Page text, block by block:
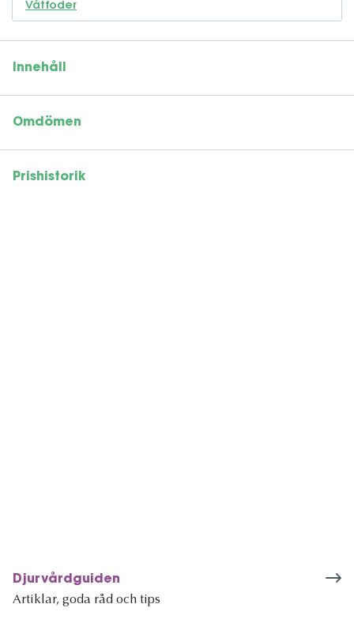
Våtfoder
Innehåll
Omdömen
Prishistorik
Djurvårdguiden
Artiklar, goda råd och tips